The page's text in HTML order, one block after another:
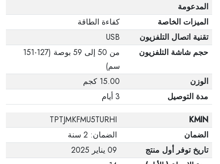
المدعومة
الميزات الخاصة
كفاءة الطاقة
تقنية اتصال التلفزيون
USB
حجم شاشة التلفزيون
من 50 إلى 59 بوصة (127-151
سم)
الوزن
15.00 كجم
مدة التوصيل
3 أيام
KMIN
TPTJMKFMU5TURHI
الضمان
الضمان: 2 سنة
تاريخ توفر أول منتج
09 يناير 2025